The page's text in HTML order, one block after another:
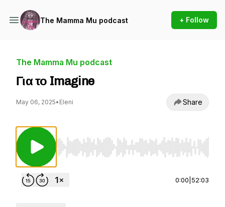
The Mamma Mu podcast + Follow
The Mamma Mu podcast
Για το Imagine
May 06, 2025• Eleni Share
Use Left/Right to seek, Home/End to jump
0:00 52:03